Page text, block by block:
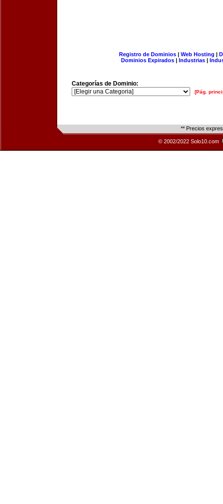
Registro de Dominios| Web Hosting |
Dominios Expirados | Industrias |
Categorías de Dominio:
[Pág.
** Precios
© 2002/2022 Solo10.com